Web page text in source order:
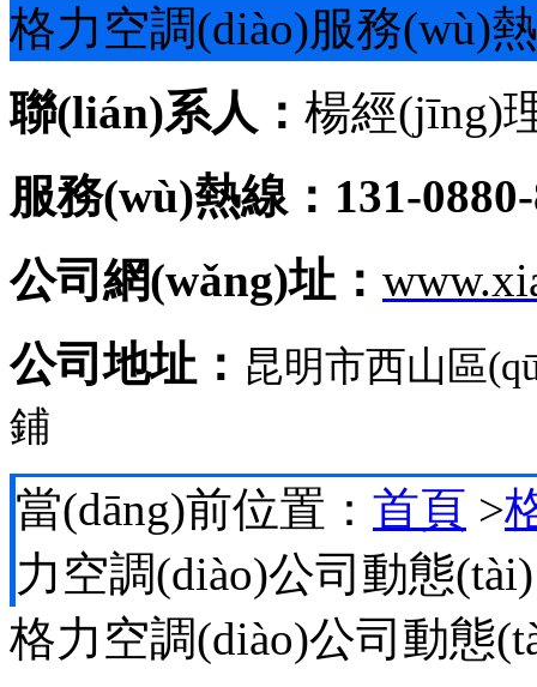
格力空調(diào)服務(wù)
聯(lián)系人： 楊經(jīng)
服務(wù)熱線：131-
公司網(wǎng)址：
公司地址： 昆明市西山區
鋪
當(dāng)前位置： 首頁 >
力空調(diào)公司動態(tài)
格力空調(diào)公司動態